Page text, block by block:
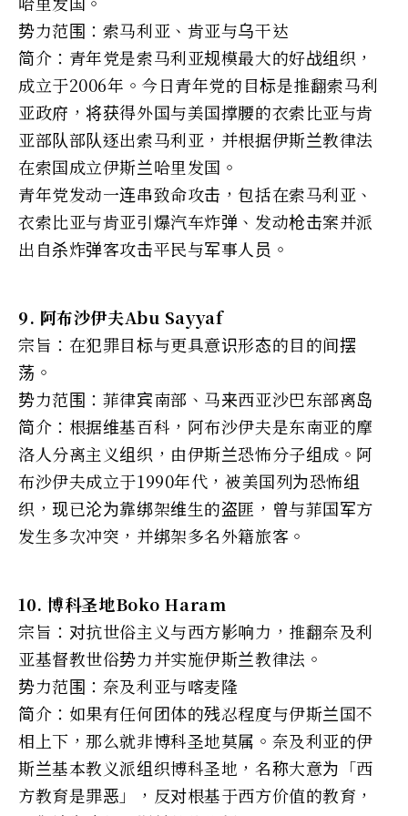
势力范围：索马利亚、肯亚与乌干达
简介：青年党是索马利亚规模最大的好战组织，
成立于2006年。今日青年党的目标是推翻索马利
亚政府，将获得外国与美国撑腰的衣索比亚与肯
亚部队部队逐出索马利亚，并根据伊斯兰教律法
在索国成立伊斯兰哈里发国。
青年党发动一连串致命攻击，包括在索马利亚、
衣索比亚与肯亚引爆汽车炸弹、发动枪击案并派
出自杀炸弹客攻击平民与军事人员。
9. 阿布沙伊夫Abu Sayyaf
宗旨：在犯罪目标与更具意识形态的目的间摆
荡。
势力范围：菲律宾南部、马来西亚沙巴东部离岛
简介：根据维基百科，阿布沙伊夫是东南亚的摩
洛人分离主义组织，由伊斯兰恐怖分子组成。阿
布沙伊夫成立于1990年代，被美国列为恐怖组
织，现已沦为靠绑架维生的盗匪，曾与菲国军方
发生多次冲突，并绑架多名外籍旅客。
10. 博科圣地Boko Haram
宗旨：对抗世俗主义与西方影响力，推翻奈及利
亚基督教世俗势力并实施伊斯兰教律法。
势力范围：奈及利亚与喀麦隆
简介：如果有任何团体的残忍程度与伊斯兰国不
相上下，那么就非博科圣地莫属。奈及利亚的伊
斯兰基本教义派组织博科圣地，名称大意为「西
方教育是罪恶」，反对根基于西方价值的教育，